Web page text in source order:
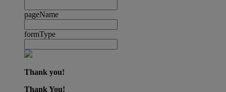
pageName
formType
Thank you!
Thank You!